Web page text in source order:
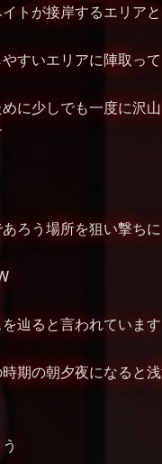
トが接岸するエリア
すいエリアに陣取っ
に少しでも一度に沢
ろう場所を狙い撃ち
辿ると言われています
期の朝夕夜になると